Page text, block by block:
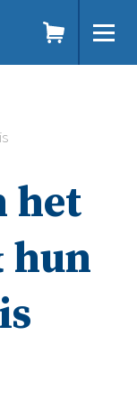
het
hun
(cursus)